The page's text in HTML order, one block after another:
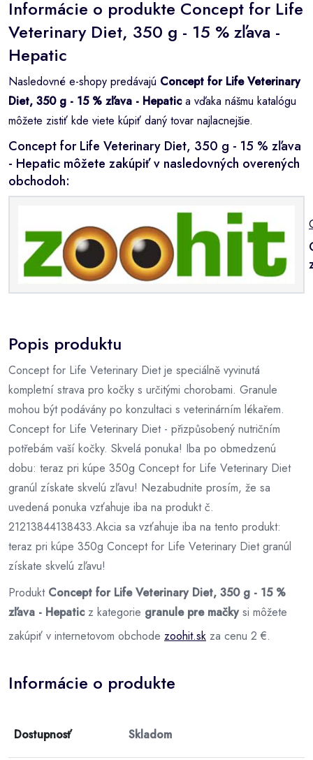
Informácie o produkte Concept for Life
Veterinary Diet, 350 g - 15 % zľava -
Hepatic
Nasledovné e-shopy predávajú Concept for Life Veterinary
Diet, 350 g - 15 % zľava - Hepatica vďaka nášmu katalógu
môžete zistiť kde viete kúpiť daný tovar najlacnejšie.
Concept for Life Veterinary Diet, 350 g - 15 % zľava
- Hepatic môžete zakúpiť v nasledovných overených
obchodoh:
Popis produktu
Concept for Life Veterinary Diet je speciálně vyvinutá
kompletní strava pro kočky s určitými chorobami. Granule
mohou být podávány po konzultaci s veterinárním lékařem.
Concept for Life Veterinary Diet - přizpůsobený nutričním
potřebám vaší kočky. Skvelá ponuka! Iba po obmedzenú
dobu: teraz pri kúpe 350g Concept for Life Veterinary Diet
granúl získate skvelú zľavu! Nezabudnite prosím, že sa
uvedená ponuka vzťahuje iba na produkt č.
21213844138433.Akcia sa vzťahuje iba na tento produkt:
teraz pri kúpe 350g Concept for Life Veterinary Diet granúl
získate skvelú zľavu!
Produkt Concept for Life Veterinary Diet, 350 g - 15 %
zľava - Hepaticz kategorie granule pre mačkysi môžete
zakúpiť v internetovom obchode zoohit.sk za cenu 2 €.
Informácie o produkte
Dostupnosť Skladom